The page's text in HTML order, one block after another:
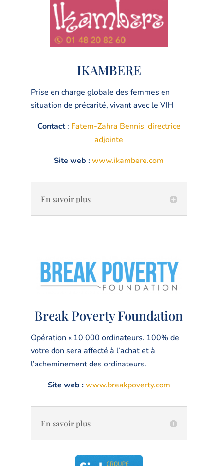
IKAMBERE
Prise en charge globale des femmes en
situation de précarité, vivant avec le VIH
Contact: Fatem-Zahra Bennis, directrice
adjointe
Site web :www.ikambere.com
En savoir plus
Break Poverty Foundation
Opération « 10 000 ordinateurs. 100% de
votre don sera affecté à l’achat et à
l’acheminement des ordinateurs.
Site web :www.breakpoverty.com
En savoir plus